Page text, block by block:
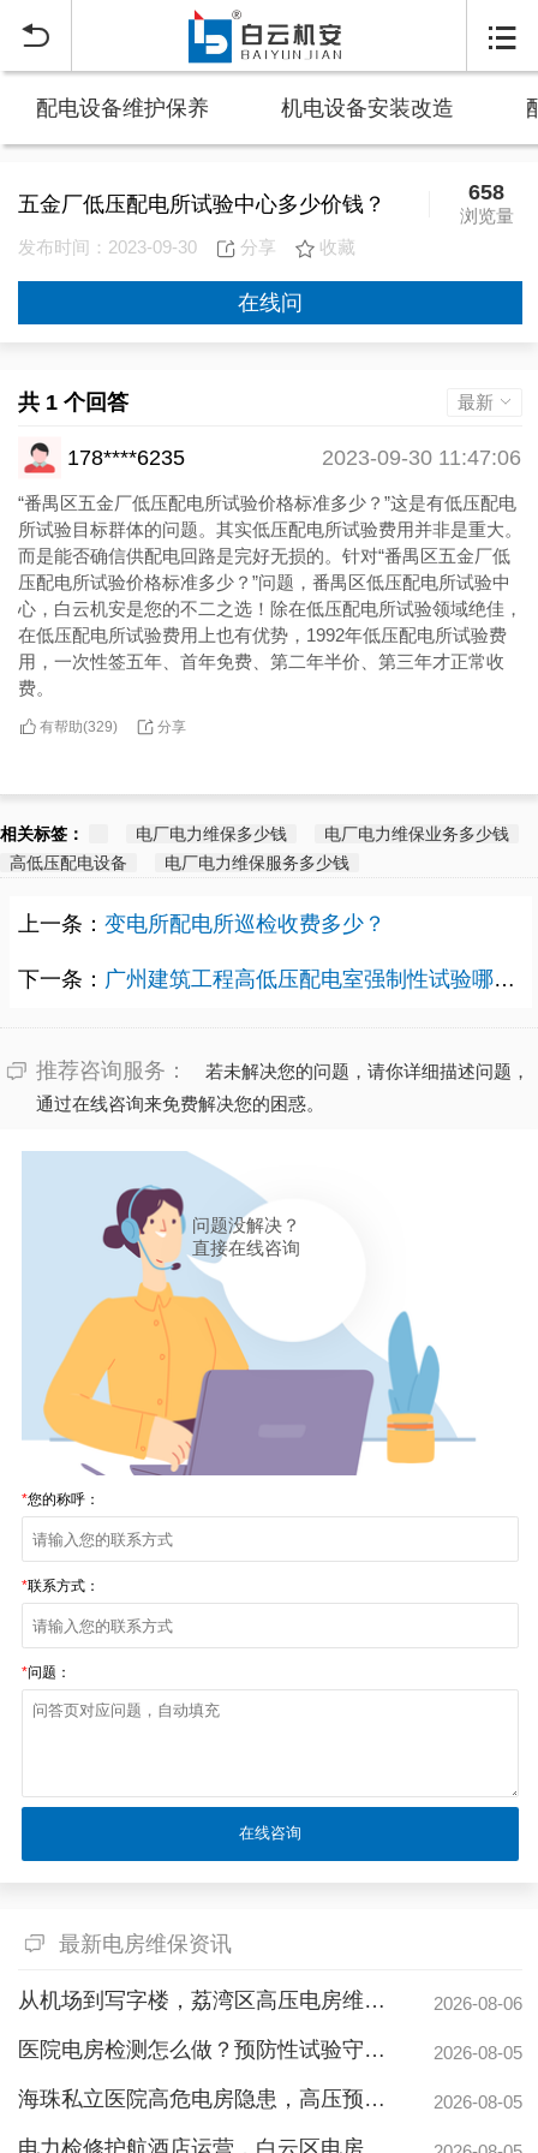
 
配电设备维护保养 机电设备安装改造
五金厂低压配电所试验中心多少价钱？ 658
浏览量
发布时间：2023-09-30
分享 收藏
在线问
共 1 个回答 最新
178****6235 2023-09-30 11:47:06
“番禺区五金厂低压配电所试验价格标准多少？”这是有低压配电
所试验目标群体的问题。其实低压配电所试验费用并非是重大。
而是能否确信供配电回路是完好无损的。针对“番禺区五金厂低
压配电所试验价格标准多少？”问题，番禺区低压配电所试验中
心，白云机安是您的不二之选！除在低压配电所试验领域绝佳，
在低压配电所试验费用上也有优势，1992年低压配电所试验费
用，一次性签五年、首年免费、第二年半价、第三年才正常收
费。
有帮助(329) 分享
相关标签： 电厂电力维保多少钱
电厂电力维保业务多少钱
高低压配电设备
电厂电力维保服务多少钱
上一条： 变电所配电所巡检收费多少？
下一条： 广州建筑工程高低压配电室强制性试验哪家好？
推荐咨询服务：
若未解决您的问题，请你详细描述问题，
通过在线咨询来免费解决您的困惑。
问题没解决？
直接在线咨询
*您的称呼：
*联系方式：
*问题：
最新电房维保资讯
从机场到写字楼，荔湾区高压电房维保公司如何守护电力生命线 2026-08-06
医院电房检测怎么做？预防性试验守护生命线不停摆 2026-08-05
海珠私立医院高危电房隐患，高压预防性试验守护生命线 2026-08-05